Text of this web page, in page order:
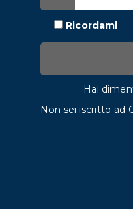
Ricordami
Hai
Non sei iscritto ad